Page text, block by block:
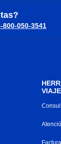
800-050-3541